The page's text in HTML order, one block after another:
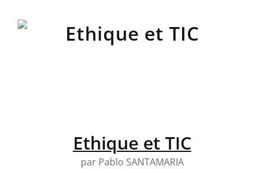
Ethique et TIC
par Pablo SANTAMARIA